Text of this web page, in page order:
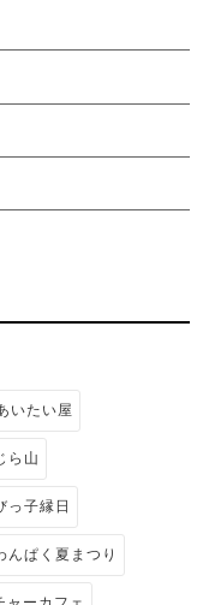
いたい屋
ら山
っ子縁日
んぱく夏まつり